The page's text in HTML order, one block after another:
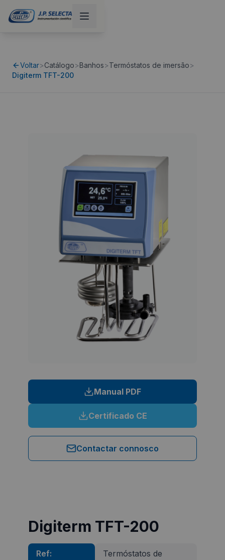
Voltar>Catálogo>Banhos>Termóstatos de imersão>
Digiterm TFT-200
Manual PDF
Certificado CE
Contactar connosco
Digiterm TFT-200
Ref:
Termóstatos de